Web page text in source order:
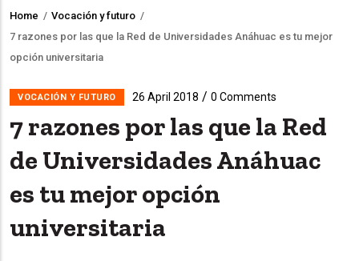
Breadcrumb
Home / Vocación y futuro /
7 razones por las que la Red de Universidades Anáhuac es tu mejor
opción universitaria
VOCACIÓN Y FUTURO 26 April 2018 / 0 Comments
7 razones por las que la Red
de Universidades Anáhuac
es tu mejor opción
universitaria